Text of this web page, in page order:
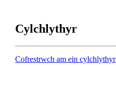
Cylchlythyr
Cofrestrwch am ein cylchlythyr